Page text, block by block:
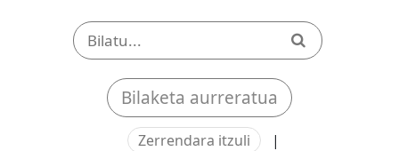
Bilaketa aurreratua
Zerrendara itzuli |